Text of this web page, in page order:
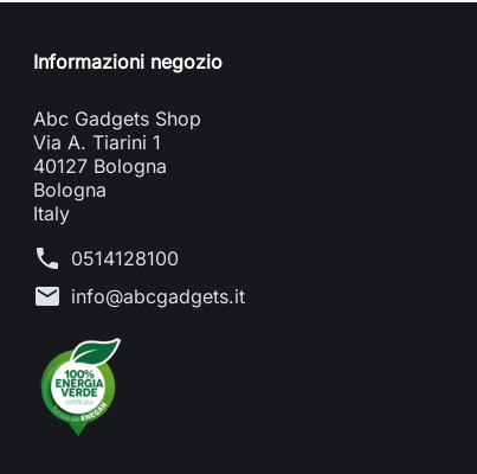
Informazioni negozio
Abc Gadgets Shop
Via A. Tiarini 1
40127 Bologna
Bologna
Italy
phone 0514128100
mail info@abcgadgets.it